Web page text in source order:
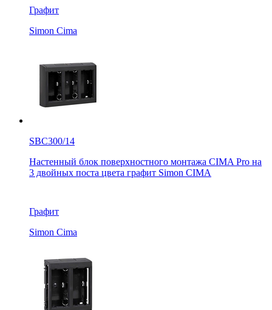
Графит
Simon Cima
SBC300/14
Настенный блок поверхностного монтажа CIMA Pro на
3 двойных поста цвета графит Simon CIMA
Графит
Simon Cima